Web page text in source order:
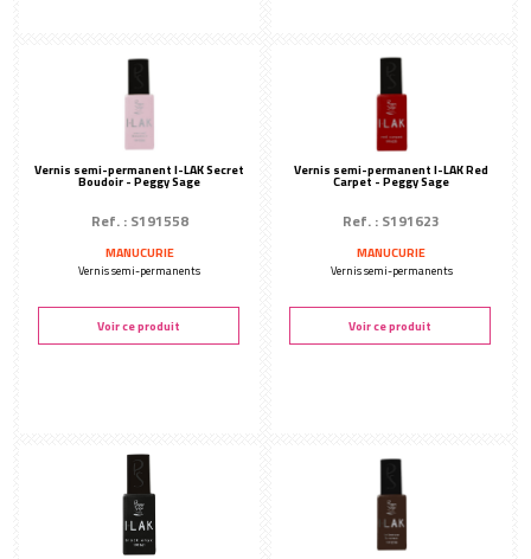
Vernis semi-permanent I-LAK Secret
Boudoir - Peggy Sage
Ref. : S191558
MANUCURIE
Vernis semi-permanents
Voir ce produit
Vernis semi-permanent I-LAK Red
Carpet - Peggy Sage
Ref. : S191623
MANUCURIE
Vernis semi-permanents
Voir ce produit